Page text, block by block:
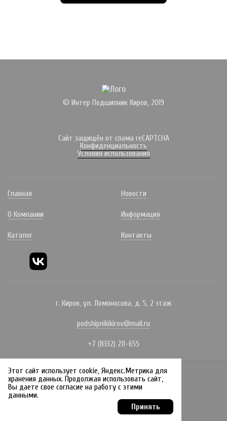
© Интер Подшипник Киров, 2019
Сайт защищён от спама reCAPTCHA
Конфиденциальность
Условия использования
Главная
О Компании
Каталог
Новости
Информация
Контакты
г. Киров, ул. Ломоносова, д. 5, 2 этаж
podshipnikikirov@mail.ru
+7 (8332) 211-655
Политика конфиденциальности
Создание сайта:
Этот сайт использует cookie, Яндекс.Метрика для
хранения данных. Продолжая использовать сайт,
Вы даете свое согласие на работу с этими
данными.
Принять